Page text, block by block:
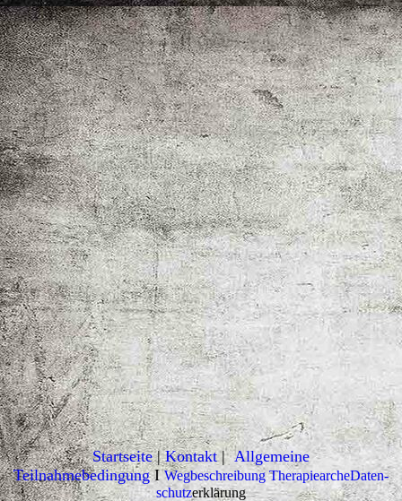
referr
Startseite|Kontakt|Allgemeine
TeilnahmebedingungIWegbeschreibung TherapiearcheDaten­
schutzerklärung